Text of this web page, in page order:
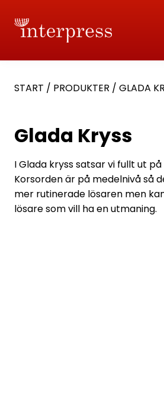
START / PRODUKTER / GLADA
Glada Kryss
I Glada kryss satsar vi fullt ut på
Korsorden är på medelnivå så
mer rutinerade lösaren men
lösare som vill ha en utmaning.